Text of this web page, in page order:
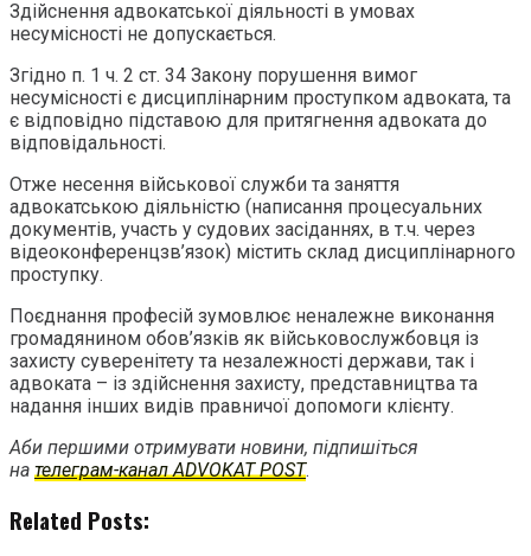
Здійснення адвокатської діяльності в умовах
несумісності не допускається.
Згідно п. 1 ч. 2 ст. 34 Закону порушення вимог
несумісності є дисциплінарним проступком адвоката, та
є відповідно підставою для притягнення адвоката до
відповідальності.
Отже несення військової служби та заняття
адвокатською діяльністю (написання процесуальних
документів, участь у судових засіданнях, в т.ч. через
відеоконференцзв’язок) містить склад дисциплінарного
проступку.
Поєднання професій зумовлює неналежне виконання
громадянином обов’язків як військовослужбовця із
захисту суверенітету та незалежності держави, так і
адвоката – із здійснення захисту, представництва та
надання інших видів правничої допомоги клієнту.
Аби першими отримувати новини, підпишіться
на телеграм-канал ADVOKAT POST.
Related Posts: